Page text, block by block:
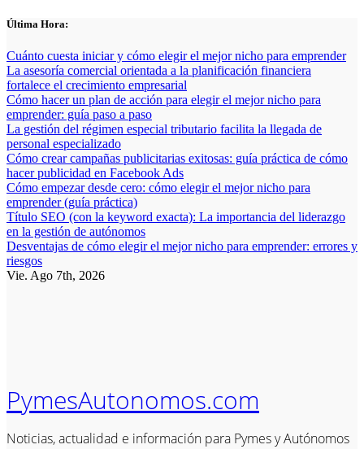
Saltar
contenido
Última Hora:
Cuánto cuesta iniciar y cómo elegir el mejor nicho para emprender
La asesoría comercial orientada a la planificación financiera
fortalece el crecimiento empresarial
Cómo hacer un plan de acción para elegir el mejor nicho para
emprender: guía paso a paso
La gestión del régimen especial tributario facilita la llegada de
personal especializado
Cómo crear campañas publicitarias exitosas: guía práctica de cómo
hacer publicidad en Facebook Ads
Cómo empezar desde cero: cómo elegir el mejor nicho para
emprender (guía práctica)
Título SEO (con la keyword exacta): La importancia del liderazgo
en la gestión de autónomos
Desventajas de cómo elegir el mejor nicho para emprender: errores y
riesgos
Vie. Ago 7th, 2026
PymesAutonomos.com
Noticias, actualidad e información para Pymes y Autónomos